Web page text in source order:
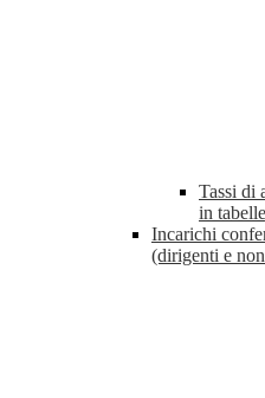
Tassi di
in
Incarichi
(dirigenti e